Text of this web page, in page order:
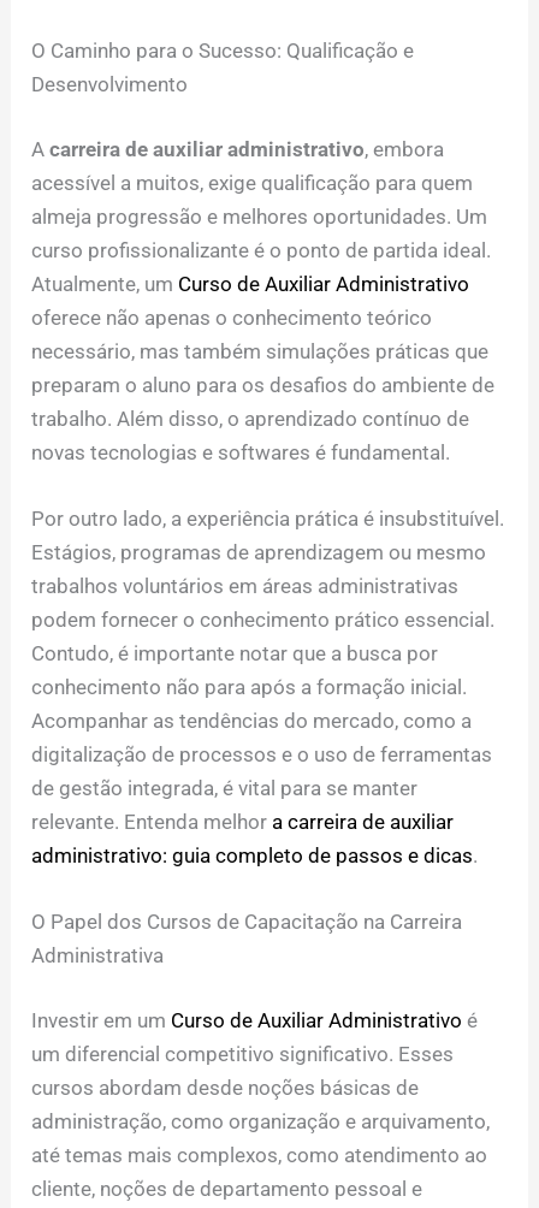
O Caminho para o Sucesso: Qualificação e
Desenvolvimento
Acarreira de auxiliar administrativo, embora
acessível a muitos, exige qualificação para quem
almeja progressão e melhores oportunidades. Um
curso profissionalizante é o ponto de partida ideal.
Atualmente, um Curso de Auxiliar Administrativo
oferece não apenas o conhecimento teórico
necessário, mas também simulações práticas que
preparam o aluno para os desafios do ambiente de
trabalho. Além disso, o aprendizado contínuo de
novas tecnologias e softwares é fundamental.
Por outro lado, a experiência prática é insubstituível.
Estágios, programas de aprendizagem ou mesmo
trabalhos voluntários em áreas administrativas
podem fornecer o conhecimento prático essencial.
Contudo, é importante notar que a busca por
conhecimento não para após a formação inicial.
Acompanhar as tendências do mercado, como a
digitalização de processos e o uso de ferramentas
de gestão integrada, é vital para se manter
relevante. Entenda melhor a carreira de auxiliar
administrativo: guia completo de passos e dicas.
O Papel dos Cursos de Capacitação na Carreira
Administrativa
Investir em um Curso de Auxiliar Administrativo é
um diferencial competitivo significativo. Esses
cursos abordam desde noções básicas de
administração, como organização e arquivamento,
até temas mais complexos, como atendimento ao
cliente, noções de departamento pessoal e